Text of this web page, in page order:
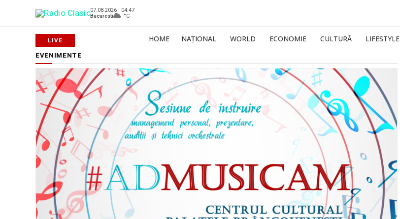
07.08.2026 | 04:47
Bucuresti
--°C
HOME NAȚIONAL WORLD ECONOMIE CULTURĂ LIFESTYLE
EVENIMENTE